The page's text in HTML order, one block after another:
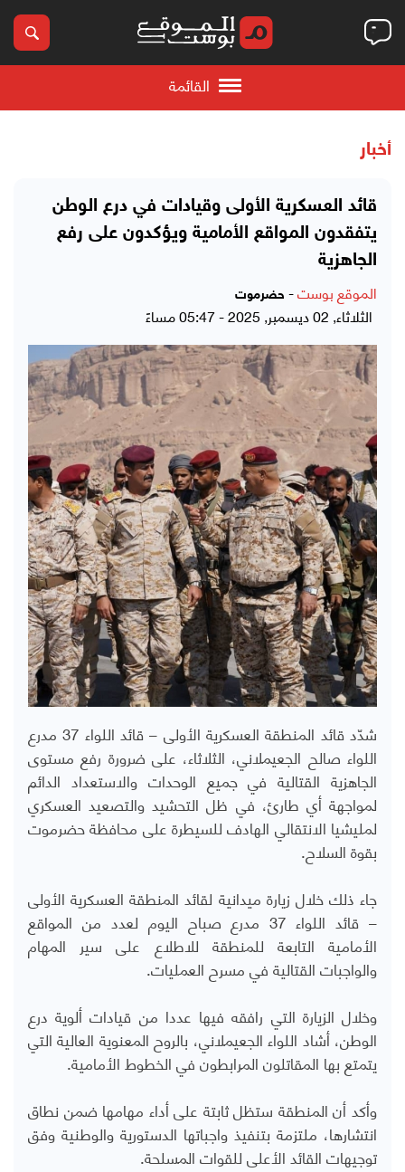
القائمة
أخبار
قائد العسكرية الأولى وقيادات في درع الوطن
يتفقدون المواقع الأمامية ويؤكدون على رفع
الجاهزية
الموقع بوست- حضرموت
الثلاثاء, 02 ديسمبر, 2025 - 05:47 مساءً
شدّد قائد المنطقة العسكرية الأولى – قائد اللواء 37 مدرع
اللواء صالح الجعيملاني، الثلاثاء، على ضرورة رفع مستوى
الجاهزية القتالية في جميع الوحدات والاستعداد الدائم
لمواجهة أي طارئ، في ظل التحشيد والتصعيد العسكري
لمليشيا الانتقالي الهادف للسيطرة على محافظة حضرموت
بقوة السلاح.
جاء ذلك خلال زيارة ميدانية لقائد المنطقة العسكرية الأولى
– قائد اللواء 37 مدرع صباح اليوم لعدد من المواقع
الأمامية التابعة للمنطقة للاطلاع على سير المهام
والواجبات القتالية في مسرح العمليات.
وخلال الزيارة التي رافقه فيها عددا من قيادات ألوية درع
الوطن، أشاد اللواء الجعيملاني، بالروح المعنوية العالية التي
يتمتع بها المقاتلون المرابطون في الخطوط الأمامية.
وأكد أن المنطقة ستظل ثابتة على أداء مهامها ضمن نطاق
انتشارها، ملتزمة بتنفيذ واجباتها الدستورية والوطنية وفق
توجيهات القائد الأعلى للقوات المسلحة.